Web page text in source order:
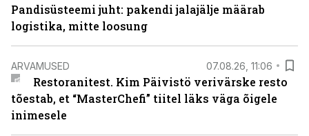
Pandisüsteemi juht: pakendi jalajälje määrab
logistika, mitte loosung
ARVAMUSED 07.08.26, 11:06
Restoranitest. Kim Päivistö verivärske resto
tõestab, et “MasterChefi” tiitel läks väga õigele
inimesele